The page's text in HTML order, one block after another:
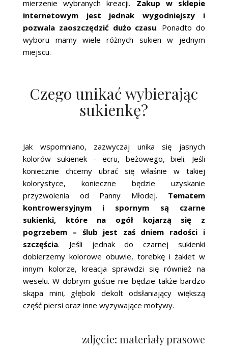
mierzenie wybranych kreacji. Zakup w sklepie
internetowym jest jednak wygodniejszy i
pozwala zaoszczędzić dużo czasu. Ponadto do
wyboru mamy wiele różnych sukien w jednym
miejscu.
Czego unikać wybierając
sukienkę?
Jak wspomniano, zazwyczaj unika się jasnych
kolorów sukienek – ecru, beżowego, bieli. Jeśli
koniecznie chcemy ubrać się właśnie w takiej
kolorystyce, konieczne będzie uzyskanie
przyzwolenia od Panny Młodej. Tematem
kontrowersyjnym i spornym są czarne
sukienki, które na ogół kojarzą się z
pogrzebem – ślub jest zaś dniem radości i
szczęścia. Jeśli jednak do czarnej sukienki
dobierzemy kolorowe obuwie, torebkę i żakiet w
innym kolorze, kreacja sprawdzi się również na
weselu. W dobrym guście nie będzie także bardzo
skąpa mini, głęboki dekolt odsłaniający większą
część piersi oraz inne wyzywające motywy.
zdjęcie: materiały prasowe